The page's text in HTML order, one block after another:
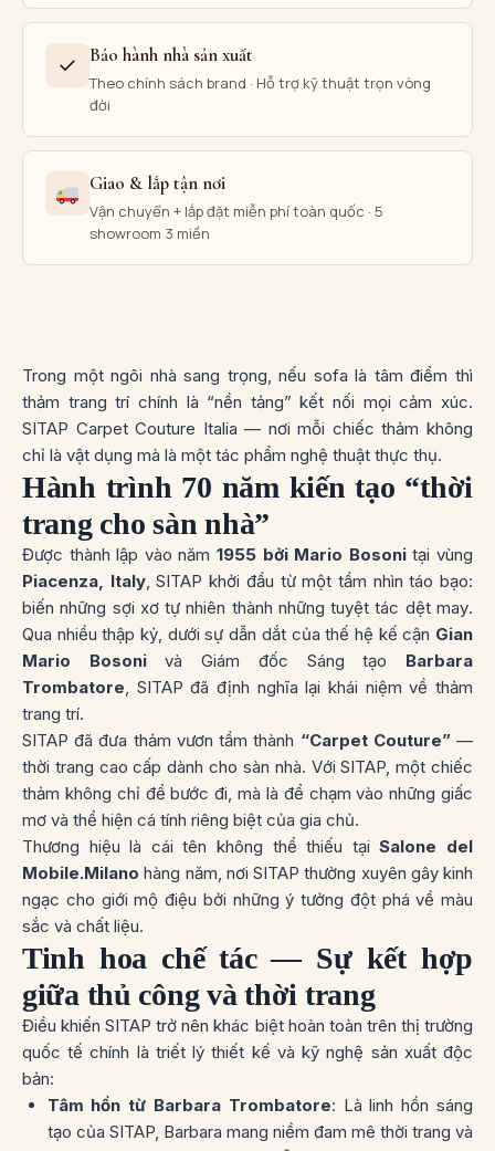
✓ Bảo hành nhà sản xuất
Theo chính sách brand · Hỗ trợ kỹ thuật trọn vòng
đời
Giao & lắp tận nơi
Vận chuyển + lắp đặt miễn phí toàn quốc · 5
showroom 3 miền
Trong một ngôi nhà sang trọng, nếu sofa là tâm điểm thì
thảm trang trí chính là “nền tảng” kết nối mọi cảm xúc.
SITAP Carpet Couture Italia — nơi mỗi chiếc thảm không
chỉ là vật dụng mà là một tác phẩm nghệ thuật thực thụ.
Hành trình 70 năm kiến tạo “thời
trang cho sàn nhà”
Được thành lập vào năm 1955 bởi Mario Bosonitại vùng
Piacenza, Italy, SITAP khởi đầu từ một tầm nhìn táo bạo:
biến những sợi xơ tự nhiên thành những tuyệt tác dệt may.
Qua nhiều thập kỷ, dưới sự dẫn dắt của thế hệ kế cận Gian
Mario Bosonivà Giám đốc Sáng tạo Barbara
Trombatore , SITAP đã định nghĩa lại khái niệm về thảm
trang trí.
SITAP đã đưa thảm vươn tầm thành “Carpet Couture”—
thời trang cao cấp dành cho sàn nhà. Với SITAP, một chiếc
thảm không chỉ để bước đi, mà là để chạm vào những giấc
mơ và thể hiện cá tính riêng biệt của gia chủ.
Thương hiệu là cái tên không thể thiếu tạiSalone del
Mobile.Milano hàng năm, nơi SITAP thường xuyên gây kinh
ngạc cho giới mộ điệu bởi những ý tưởng đột phá về màu
sắc và chất liệu.
Tinh hoa chế tác — Sự kết hợp
giữa thủ công và thời trang
Điều khiến SITAP trở nên khác biệt hoàn toàn trên thị trường
quốc tế chính là triết lý thiết kế và kỹ nghệ sản xuất độc
bản:
Tâm hồn từ Barbara Trombatore: Là linh hồn sáng
tạo của SITAP, Barbara mang niềm đam mê thời trang và